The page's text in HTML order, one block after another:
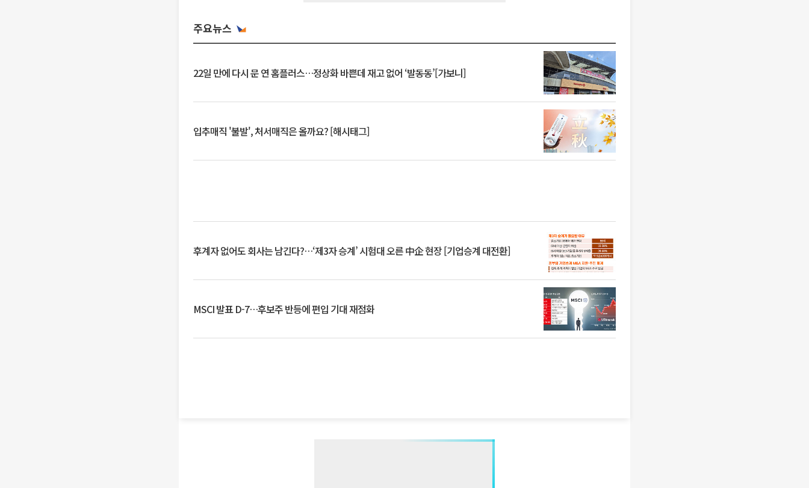
주요뉴스
22일 만에 다시 문 연 홈플러스…정상화 바쁜데 재고 없어 ‘발동동’[가보니]
입추매직 '불발', 처서매직은 올까요? [해시태그]
후계자 없어도 회사는 남긴다?…‘제3자 승계’ 시험대 오른 中企 현장 [기업승계 대전환]
MSCI 발표 D-7…후보주 반등에 편입 기대 재점화